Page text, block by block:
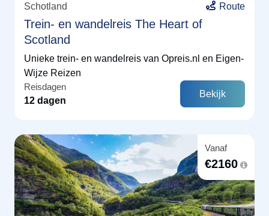
Schotland Route
Trein- en wandelreis The Heart of
Scotland
Unieke trein- en wandelreis van Opreis.nl en Eigen-
Wijze Reizen
Reisdagen
12 dagen
Bekijk
Vanaf
€2160